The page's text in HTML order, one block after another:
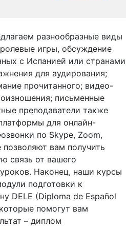
разнообразные виды
игры, обсуждение
с Испанией или странами
для аудирования;
прочитанного; видео-
письменные
преподаватели также
для онлайн-
по Skype, Zoom,
вам получить
связь от вашего
Наконец, наши курсы
подготовки к
DELE (Diploma de Español
помогут вам
– диплом